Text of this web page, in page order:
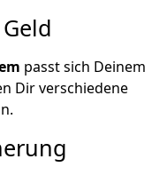
passt sich Deinem
Dir verschiedene